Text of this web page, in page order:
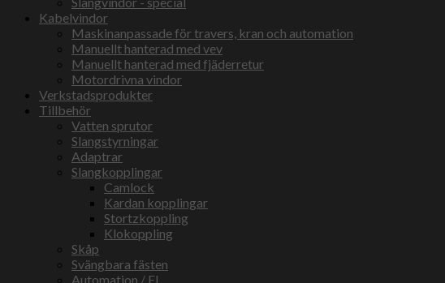
Kabelvindor
Maskinanpassade för travers, kran och automation
Manuellt hanterad med vev
Manuellt hanterad med fjäderretur
Motordrivna vindor
Verkstadsprodukter
Tillbehör
Vatten sprutor
Slangstyrningar
Adaptrar
Slangkopplingar
Camlock
Kardan kopplingar
Stortzkoppling
Klokoppling
Skåp
Svängbara fästen
Automation / El